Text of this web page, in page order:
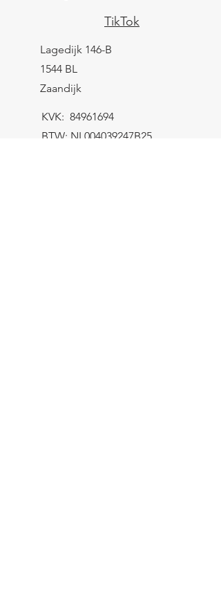
TikTok
Lagedijk 146-B
1544 BL
Zaandijk
KVK: 84961694
BTW: NL004039247B25